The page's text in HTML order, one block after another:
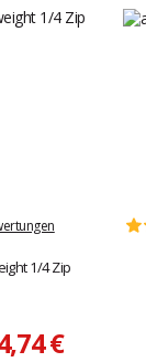
1/4 Zip
€